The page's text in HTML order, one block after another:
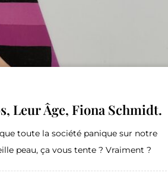
Leur Âge, Fiona Schmidt.
toute la société panique sur notre
peau, ça vous tente ? Vraiment ?